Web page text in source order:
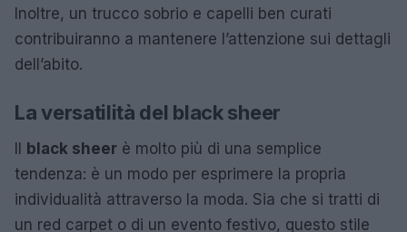
Inoltre, un trucco sobrio e capelli ben curati
contribuiranno a mantenere l’attenzione sui dettagli
dell’abito.
La versatilità del black sheer
Il black sheer è molto più di una semplice
tendenza: è un modo per esprimere la propria
individualità attraverso la moda. Sia che si tratti di
un red carpet o di un evento festivo, questo stile